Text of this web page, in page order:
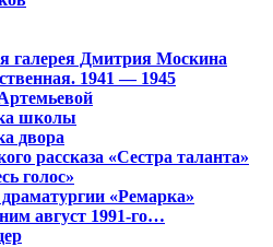
галерея Дмитрия Москина
1941 — 1945
школы
двора
рассказа «Сестра таланта»
голос»
«Ремарка»
август 1991-го…